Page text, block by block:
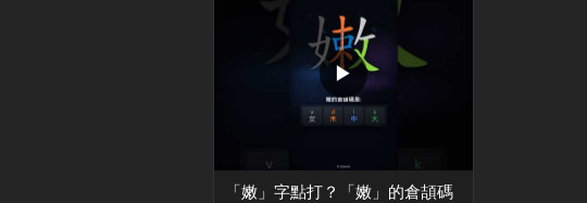
▶
「嫩」字點打？「嫩」的倉頡碼